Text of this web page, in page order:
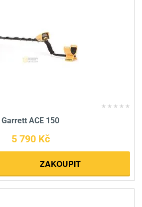
Garrett ACE 150
5 790 Kč
ZAKOUPIT